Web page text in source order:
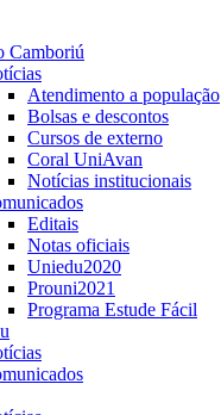
Camboriú
Atendimento a população
Bolsas e descontos
Cursos de externo
Coral UniAvan
Notícias institucionais
Editais
Notas oficiais
Uniedu2020
Prouni2021
Programa Estude Fácil